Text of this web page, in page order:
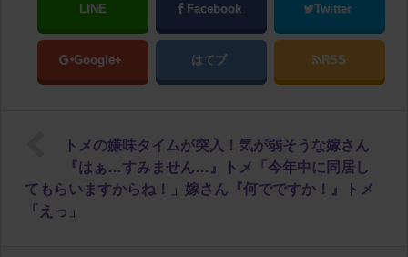
LINE Facebook Twitter
Google+ はてブ RSS
トメの嫌味タイムが突入！気が弱そうな嫁さん
『はぁ…すみません…』トメ「今年中に同居し
てもらいますからね！」嫁さん『何でですか！』トメ
「えっ」